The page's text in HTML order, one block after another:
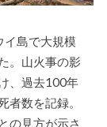
島で大規模
。山火事の影
、過去100年
者数を記録。
の見方が示さ